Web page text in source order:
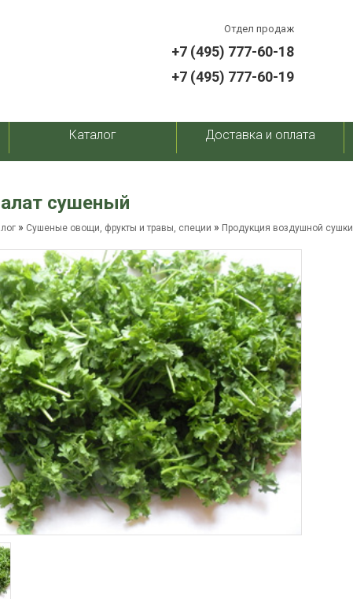
Отдел продаж
+7 (495) 777-60-18
+7 (495) 777-60-19
Каталог Доставка и оплата
сушеный
» Сушеные овощи, фрукты и травы, специи » Продукция воздушной сушки